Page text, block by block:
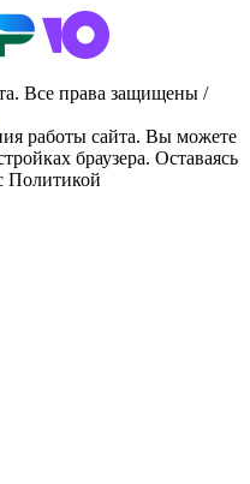
Все права защищены /
работы сайта. Вы можете
браузера. Оставаясь
Политикой